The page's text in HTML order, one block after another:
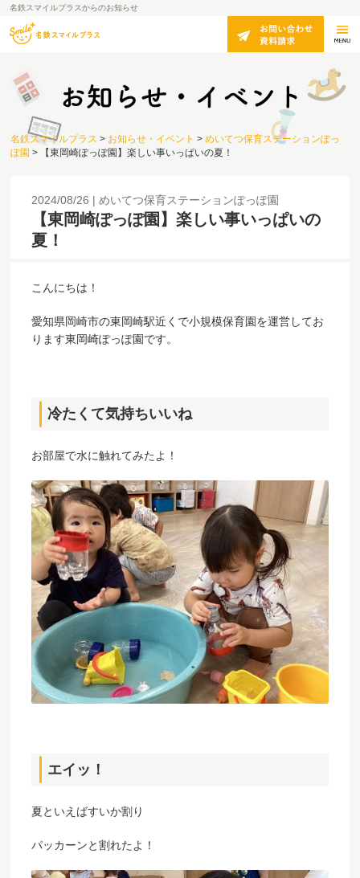
名鉄スマイルプラスからのお知らせ
名鉄スマイルプラス > お知らせ・イベント > めいてつ保育ステーションぽっ
ぽ園 > 【東岡崎ぽっぽ園】楽しい事いっぱいの夏！
2024/08/26 めいてつ保育ステーションぽっぽ園
【東岡崎ぽっぽ園】楽しい事いっぱいの
夏！
こんにちは！
愛知県岡崎市の東岡崎駅近くで小規模保育園を運営してお
ります東岡崎ぽっぽ園です。
冷たくて気持ちいいね
お部屋で水に触れてみたよ！
エイッ！
夏といえばすいか割り
パッカーンと割れたよ！